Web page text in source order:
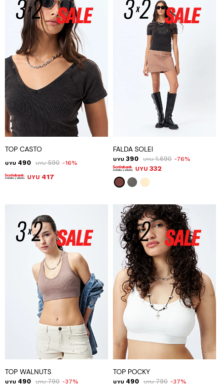
TOP CASTO
UYU 490 UYU 590 16
UYU 417
FALDA SOLEI
UYU 390 UYU 1.690 76
UYU 332
TOP WALNUTS
UYU 490 UYU 790 37
TOP POCKY
UYU 490 UYU 790 37